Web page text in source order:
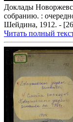
Доклады
собранию. :
Шейдина, 1912. -
Читать полный